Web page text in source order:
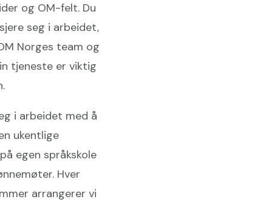
og OM-felt. Du
seg i arbeidet,
Norges team og
tjeneste er viktig
i arbeidet med å
ukentlige
egen språkskole
Hver
arrangerer vi